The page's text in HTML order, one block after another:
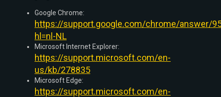
Google Chrome:
https://support.google.com/chrome/answer/
hl=nl-NL
Microsoft Internet Explorer:
https://support.microsoft.com/en-
us/kb/278835
Microsoft Edge:
https://support.microsoft.com/en-